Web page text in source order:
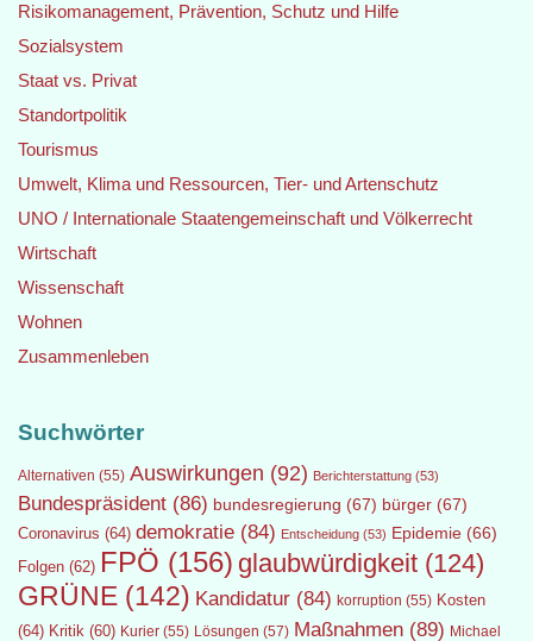
Risikomanagement, Prävention, Schutz und Hilfe
Sozialsystem
Staat vs. Privat
Standortpolitik
Tourismus
Umwelt, Klima und Ressourcen, Tier- und Artenschutz
UNO / Internationale Staatengemeinschaft und Völkerrecht
Wirtschaft
Wissenschaft
Wohnen
Zusammenleben
Suchwörter
Alternativen (55) Auswirkungen (92) Berichterstattung (53)
Bundespräsident (86) bundesregierung (67) bürger (67)
Coronavirus (64) demokratie (84) Entscheidung (53) Epidemie (66)
Folgen (62) FPÖ (156) glaubwürdigkeit (124)
GRÜNE (142) Kandidatur (84) korruption (55) Kosten
(64) Kritik (60) Kurier (55) Lösungen (57) Maßnahmen (89) Michael